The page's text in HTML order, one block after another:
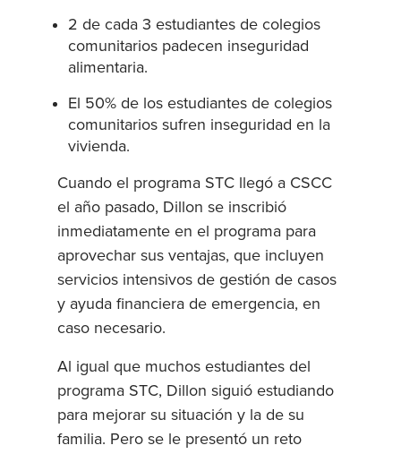
2 de cada 3 estudiantes de colegios
comunitarios padecen inseguridad
alimentaria.
El 50% de los estudiantes de colegios
comunitarios sufren inseguridad en la
vivienda.
Cuando el programa STC llegó a CSCC
el año pasado, Dillon se inscribió
inmediatamente en el programa para
aprovechar sus ventajas, que incluyen
servicios intensivos de gestión de casos
y ayuda financiera de emergencia, en
caso necesario.
Al igual que muchos estudiantes del
programa STC, Dillon siguió estudiando
para mejorar su situación y la de su
familia. Pero se le presentó un reto